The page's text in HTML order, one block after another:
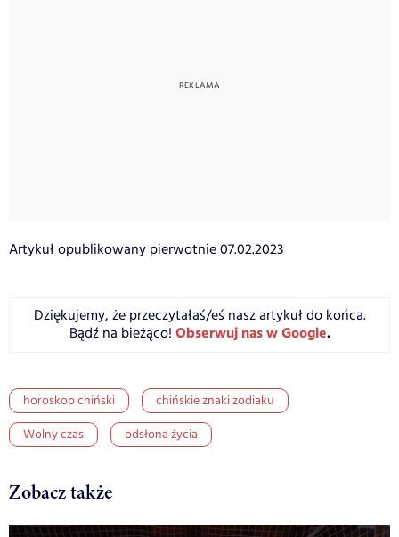
Artykuł opublikowany pierwotnie 07.02.2023
Dziękujemy, że przeczytałaś/eś nasz artykuł do końca.
Bądź na bieżąco! Obserwuj nas w Google.
horoskop chiński
chińskie znaki zodiaku
Wolny czas
odsłona życia
Zobacz także